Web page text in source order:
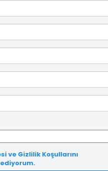
ve Gizlilik Koşullarını